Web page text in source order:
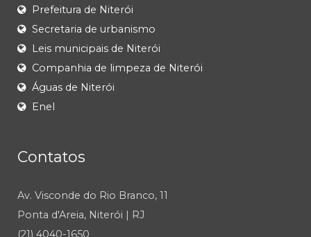
Prefeitura de Niterói
Secretaria de urbanismo
Leis municipais de Niterói
Companhia de limpeza de Niterói
Águas de Niterói
Enel
Contatos
Av. Visconde do Rio Branco, 11
Ponta d'Areia, Niterói | RJ
(21) 4040-1650